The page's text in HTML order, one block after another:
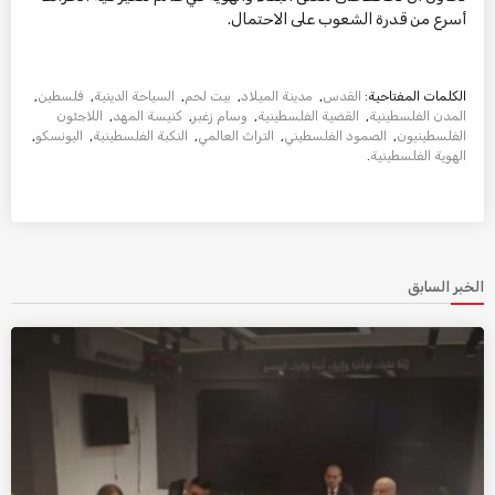
أسرع من قدرة الشعوب على الاحتمال.
الكلمات المفتاحية: القدس, مدينة الميلاد, بيت لحم, السياحة الدينية, فلسطين,
المدن الفلسطينية, القضية الفلسطينية, وسام زغبر, كنيسة المهد, اللاجئون
الفلسطينيون, الصمود الفلسطيني, التراث العالمي, النكبة الفلسطينية, اليونسكو,
الهوية الفلسطينية.
الخبر السابق